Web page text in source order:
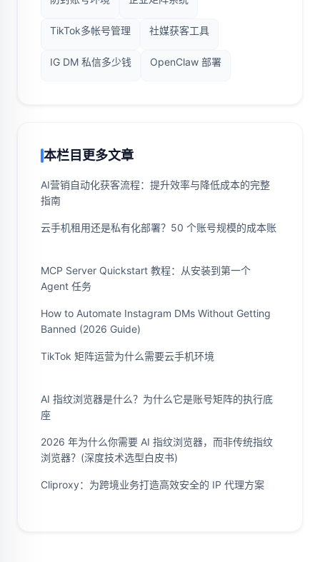
TikTok多帐号管理 社媒获客工具
IG DM 私信多少钱 OpenClaw 部署
本栏目更多文章
AI营销自动化获客流程：提升效率与降低成本的完整
指南
云手机租用还是私有化部署？50 个账号规模的成本账
MCP Server Quickstart 教程：从安装到第一个
Agent 任务
How to Automate Instagram DMs Without Getting
Banned (2026 Guide)
TikTok 矩阵运营为什么需要云手机环境
AI 指纹浏览器是什么？为什么它是账号矩阵的执行底
座
2026 年为什么你需要 AI 指纹浏览器，而非传统指纹
浏览器？(深度技术选型白皮书)
Cliproxy：为跨境业务打造高效安全的 IP 代理方案